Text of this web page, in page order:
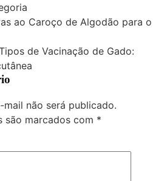
ao Caroço de Algodão para o
de Vacinação de Gado:
mail não será publicado.
são marcados com *